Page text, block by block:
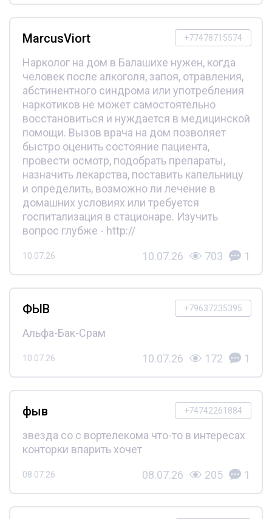
+77478715574
MarcusViort
Нарколог на дом в Балашихе нужен, когда
человек после алкоголя, запоя, отравления,
абстинентного синдрома или употребления
наркотиков не может самостоятельно
восстановиться и нуждается в медицинской
помощи. Вызов врача на дом позволяет
быстро оценить состояние пациента,
провести осмотр, подобрать препараты,
назначить лекарства, поставить капельницу
и определить, возможно ли лечение в
домашних условиях или требуется
госпитализация в стационаре. Изучить
вопрос глубже - http://
10.07.26 10.07.26 703 1
+79637235395
ФЫВ
Альфа-Бак-Срам
10.07.26 10.07.26 172 1
+74742261884
фыв
звезда со с вортелекома что-то в интересах
конторки впарить хочет
08.07.26 08.07.26 205 1